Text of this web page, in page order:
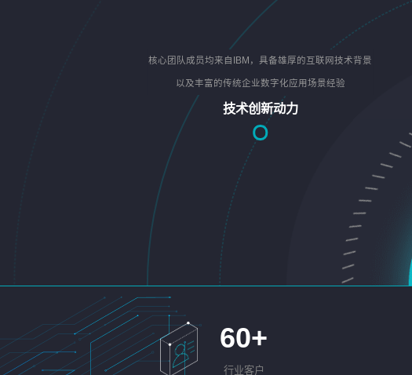
核心团队成员均来自IBM，具备雄厚的互联网技术背景
以及丰富的传统企业数字化应用场景经验
技术创新动力
60+
行业客户